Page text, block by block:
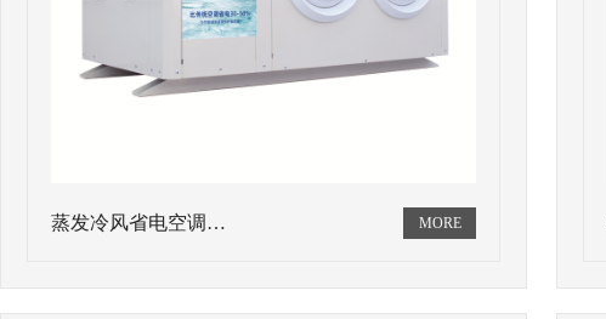
蒸发冷风省电空调…